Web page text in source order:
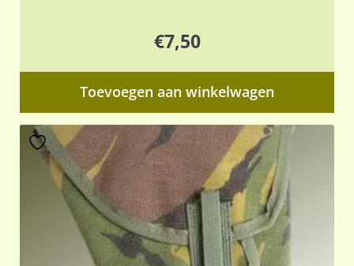
€7,50
Toevoegen aan winkelwagen